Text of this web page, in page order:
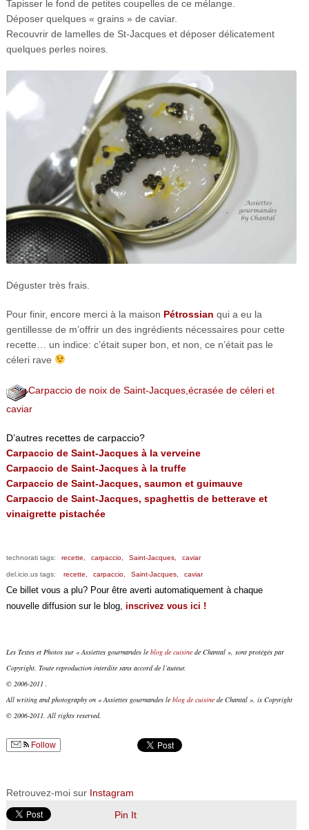
Tapisser le fond de petites coupelles de ce mélange.
Déposer quelques « grains » de caviar.
Recouvrir de lamelles de St-Jacques et déposer délicatement
quelques perles noires.
Déguster très frais.
Pour finir, encore merci à la maison Pétrossian qui a eu la
gentillesse de m’offrir un des ingrédients nécessaires pour cette
recette… un indice: c’était super bon, et non, ce n’était pas le
céleri rave
Carpaccio de noix de Saint-Jacques,écrasée de céleri et
caviar
D’autres recettes de carpaccio?
Carpaccio de Saint-Jacques à la verveine
Carpaccio de Saint-Jacques à la truffe
Carpaccio de Saint-Jacques, saumon et guimauve
Carpaccio de Saint-Jacques, spaghettis de betterave et
vinaigrette pistachée
technorati tags: recette, carpaccio, Saint-Jacques, caviar
del.icio.us tags: recette, carpaccio, Saint-Jacques, caviar
Ce billet vous a plu? Pour être averti automatiquement à chaque
nouvelle diffusion sur le blog, inscrivez vous ici !
Les Textes et Photos sur « Assiettes gourmandes le blog de cuisinede Chantal », sont protégés par
Copyright. Toute reproduction interdite sans accord de l’auteur.
© 2006-2011 .
All writing and photography on « Assiettes gourmandes le blog de cuisinede Chantal », is Copyright
© 2006-2011. All rights reserved.
Follow
Retrouvez-moi sur Instagram
Pin It